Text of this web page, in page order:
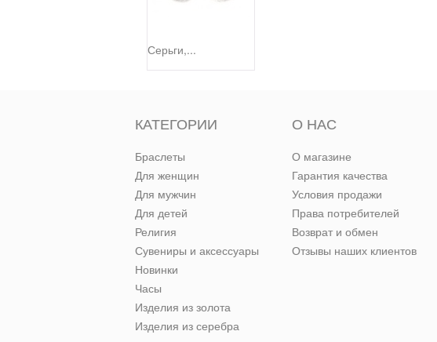
Серьги,...
КАТЕГОРИИ
Браслеты
Для женщин
Для мужчин
Для детей
Религия
Сувениры и аксессуары
Новинки
Часы
Изделия из золота
Изделия из серебра
О НАС
О магазине
Гарантия качества
Условия продажи
Права потребителей
Возврат и обмен
Отзывы наших клиентов